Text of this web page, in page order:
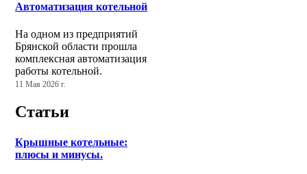
Автоматизация котельной
На одном из предприятий
Брянской области прошла
комплексная автоматизация
работы котельной.
11 Мая 2026 г.
Статьи
Крышные котельные:
плюсы и минусы.